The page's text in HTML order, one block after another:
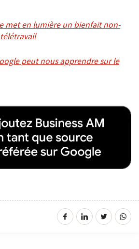
met en lumière un bienfait non-
peut nous apprendre sur le